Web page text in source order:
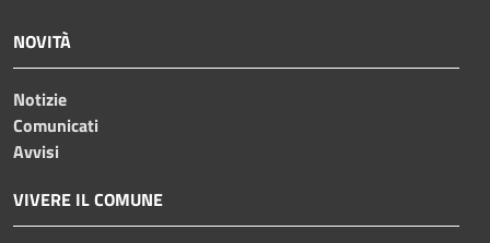
NOVITÀ
Notizie
Comunicati
Avvisi
VIVERE IL COMUNE